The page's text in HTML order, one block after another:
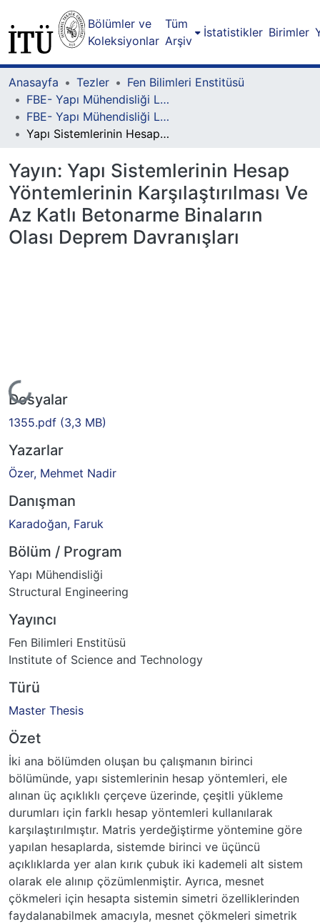
Bölümler ve
Koleksiyonlar
Tüm
Arşiv
İstatistikler Birimler
Anasayfa Tezler
Fen Bilimleri Enstitüsü
FBE- Yapı Mühendisliği Lisansüstü Programı
FBE- Yapı Mühendisliği Lisansüstü Programı - Yüksek Lisans
Yapı Sistemlerinin Hesap Yöntemlerinin Karşılaştırılması Ve Az Katlı Betonarme Binaların Olası Deprem Davranışları
Yayın: Yapı Sistemlerinin Hesap
Yöntemlerinin Karşılaştırılması Ve
Az Katlı Betonarme Binaların
Olası Deprem Davranışları
Yükleniyor...
Dosyalar
1355.pdf (3,3 MB)
Yazarlar
Özer, Mehmet Nadir
Danışman
Karadoğan, Faruk
Bölüm / Program
Yapı Mühendisliği
Structural Engineering
Yayıncı
Fen Bilimleri Enstitüsü
Institute of Science and Technology
Türü
Master Thesis
Özet
İki ana bölümden oluşan bu çalışmanın birinci
bölümünde, yapı sistemlerinin hesap yöntemleri, ele
alınan üç açıklıklı çerçeve üzerinde, çeşitli yükleme
durumları için farklı hesap yöntemleri kullanılarak
karşılaştırılmıştır. Matris yerdeğiştirme yöntemine göre
yapılan hesaplarda, sistemde birinci ve üçüncü
açıklıklarda yer alan kırık çubuk iki kademeli alt sistem
olarak ele alınıp çözümlenmiştir. Ayrıca, mesnet
çökmeleri için hesapta sistemin simetri özelliklerinden
faydalanabilmek amacıyla, mesnet çökmeleri simetrik